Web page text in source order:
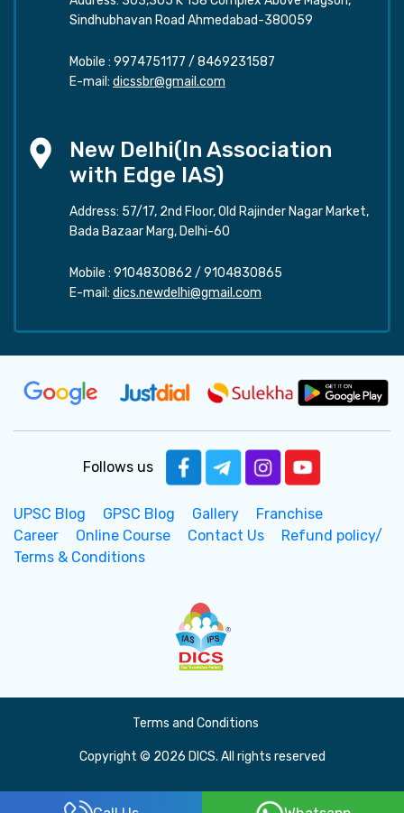
Sindhubhavan Road Ahmedabad-380059
Mobile : 9974751177 / 8469231587
E-mail: dicssbr@gmail.com
New Delhi(In Association
with Edge IAS)
Address: 57/17, 2nd Floor, Old Rajinder Nagar Market,
Bada Bazaar Marg, Delhi-60
Mobile : 9104830862 / 9104830865
E-mail: dics.newdelhi@gmail.com
Follows us
UPSC Blog GPSC Blog Gallery
Franchise
Career
Online Course Contact Us
Refund policy/
Terms & Conditions
Terms and Conditions
Copyright © 2026 DICS. All rights reserved